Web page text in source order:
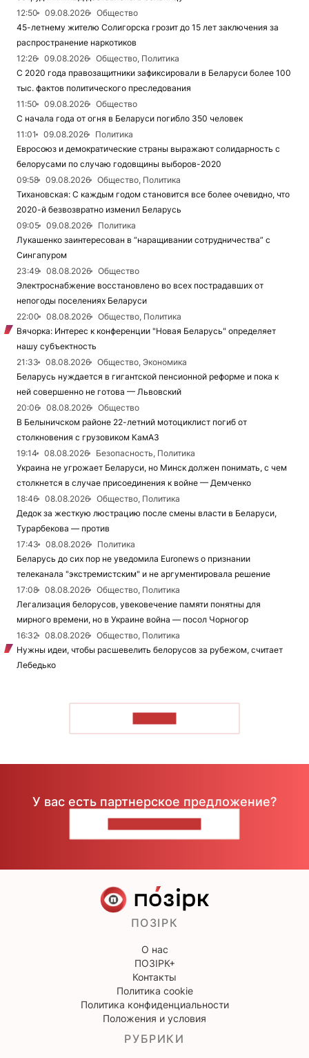
12:50
09.08.2026
Общество
45-летнему жителю Солигорска грозит до 15 лет заключения за
распространение наркотиков
12:26
09.08.2026
Общество, Политика
С 2020 года правозащитники зафиксировали в Беларуси более 100
тыс. фактов политического преследования
11:50
09.08.2026
Общество
С начала года от огня в Беларуси погибло 350 человек
11:01
09.08.2026
Политика
Евросоюз и демократические страны выражают солидарность с
белорусами по случаю годовщины выборов-2020
09:58
09.08.2026
Общество, Политика
Тихановская: С каждым годом становится все более очевидно, что
2020-й безвозвратно изменил Беларусь
09:05
09.08.2026
Политика
Лукашенко заинтересован в “наращивании сотрудничества” с
Сингапуром
23:49
08.08.2026
Общество
Электроснабжение восстановлено во всех пострадавших от
непогоды поселениях Беларуси
22:00
08.08.2026
Общество, Политика
Вячорка: Интерес к конференции "Новая Беларусь" определяет
нашу субъектность
21:33
08.08.2026
Общество, Экономика
Беларусь нуждается в гигантской пенсионной реформе и пока к
ней совершенно не готова — Львовский
20:06
08.08.2026
Общество
В Белыничском районе 22-летний мотоциклист погиб от
столкновения с грузовиком КамАЗ
19:14
08.08.2026
Безопасность, Политика
Украина не угрожает Беларуси, но Минск должен понимать, с чем
столкнется в случае присоединения к войне — Демченко
18:46
08.08.2026
Общество, Политика
Дедок за жесткую люстрацию после смены власти в Беларуси,
Турарбекова — против
17:43
08.08.2026
Политика
Беларусь до сих пор не уведомила Euronews о признании
телеканала "экстремистским" и не аргументировала решение
17:08
08.08.2026
Общество, Политика
Легализация белорусов, увековечение памяти понятны для
мирного времени, но в Украине война — посол Чорногор
16:32
08.08.2026
Общество, Политика
Нужны идеи, чтобы расшевелить белорусов за рубежом, считает
Лебедько
У вас есть партнерское предложение?
ПОЗІРК
О нас
ПОЗІРК+
Контакты
Политика cookie
Политика конфиденциальности
Положения и условия
РУБРИКИ